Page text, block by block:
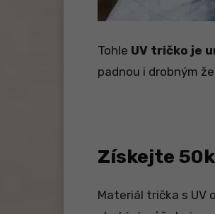
Tohle UV tričko je
padnou i drobným
Získejte
Materiál trička s UV